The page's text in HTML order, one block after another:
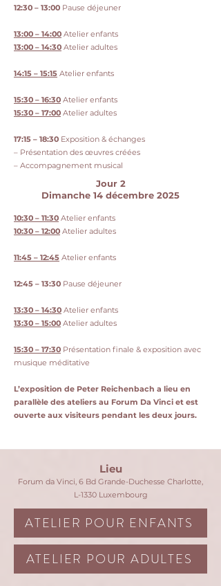
12:30 – 13:00 Pause déjeuner
13:00 – 14:00 Atelier enfants
13:00 – 14:30 Atelier adultes
14:15 – 15:15 Atelier enfants
15:30 – 16:30 Atelier enfants
15:30 – 17:00 Atelier adultes
17:15 – 18:30 Exposition & échanges
– Présentation des œuvres créées
– Accompagnement musical
Jour 2
Dimanche 14 décembre 2025
10:30 – 11:30 Atelier enfants
10:30 – 12:00 Atelier adultes
11:45 – 12:45 Atelier enfants
12:45 – 13:30 Pause déjeuner
13:30 – 14:30 Atelier enfants
13:30 – 15:00 Atelier adultes
15:30 – 17:30 Présentation finale & exposition avec
musique méditative
​L’exposition de Peter Reichenbach a lieu en
parallèle des ateliers au Forum Da Vinci et est
ouverte aux visiteurs pendant les deux jours.
Lieu
Forum da Vinci, 6 Bd Grande-Duchesse Charlotte,
L-1330 Luxembourg
ATELIER POUR ENFANTS
ATELIER POUR ADULTES